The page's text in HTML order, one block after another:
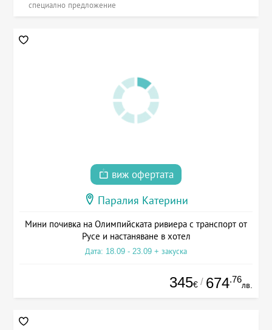
специално предложение
виж офертата
Паралия Катерини
Мини почивка на Олимпийската ривиера с транспорт от
Русе и настаняване в хотел
Дата: 18.09 - 23.09 + закуска
345€ / 674.76
лв.